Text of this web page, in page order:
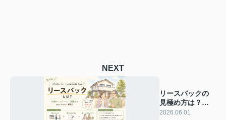
NEXT
リースバックの
見極め方は？買
取業者の比較ポ
2026.06.01